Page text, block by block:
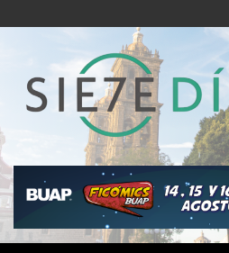
al
Semanario 7 Días